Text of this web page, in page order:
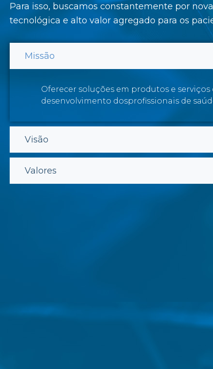
Para isso, buscamos constantemente por
tecnológica e alto valor agregado para os
Missão
Oferecer soluções em produtos e
desenvolvimento dosprofissionais de
Visão
Valores